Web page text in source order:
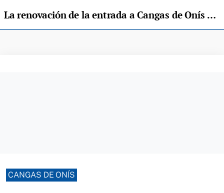
La renovación de la entrada a Cangas de Onís por el Puente Romano está casi concluida
CANGAS DE ONÍS